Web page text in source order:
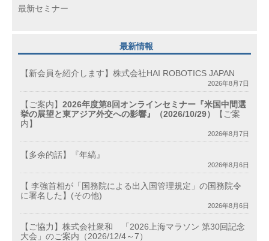
最新セミナー
最新情報
【新会員を紹介します】株式会社HAI ROBOTICS JAPAN
2026年8月7日
【ご案内】 2026年度第8回オンラインセミナー『米国中間選
挙の展望と東アジア外交への影響』（2026/10/29）
【ご案
内】
2026年8月7日
【多余的話】『年縞』
2026年8月6日
【 李強首相が「国務院による出入国管理規定」の国務院令
に署名した】(その他)
2026年8月6日
【ご協力】株式会社衆和 「2026上海マラソン 第30回記念
大会」のご案内（2026/12/4～7）